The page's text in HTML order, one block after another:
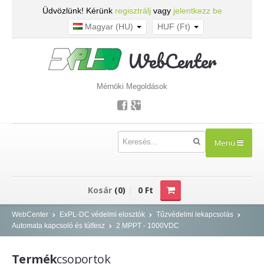
Üdvözlünk! Kérünk regisztráljvagy jelentkezz be
Magyar (HU)
HUF (Ft)
WebCenter
Mérnöki Megoldások
Menü
Kisfeszültség - NOARK
Kismegszakítók
Áram-védőkapcsolók
Kosár (0) 0 Ft
WebCenter ExPL-DC védelmi elosztók
Tűzvédelmi lekapcsolás
Automata kapcsoló és túlfesz
2 MPPT - 1000VDC
Termékcsoportok